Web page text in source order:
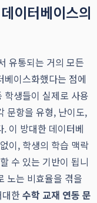
이터베이스의
유통되는 거의 모든
베이스화했다는 점에
학생들이 실제로 사용
문항을 유형, 난이도,
이 방대한 데이터베
이, 학생의 학습 맥락
수 있는 기반이 됩니
노는 비효율을 겪을
한수학 교재 연동 문